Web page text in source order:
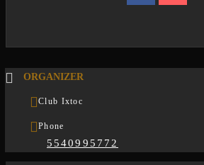
ORGANIZER
Club Ixtoc
Phone
5540995772